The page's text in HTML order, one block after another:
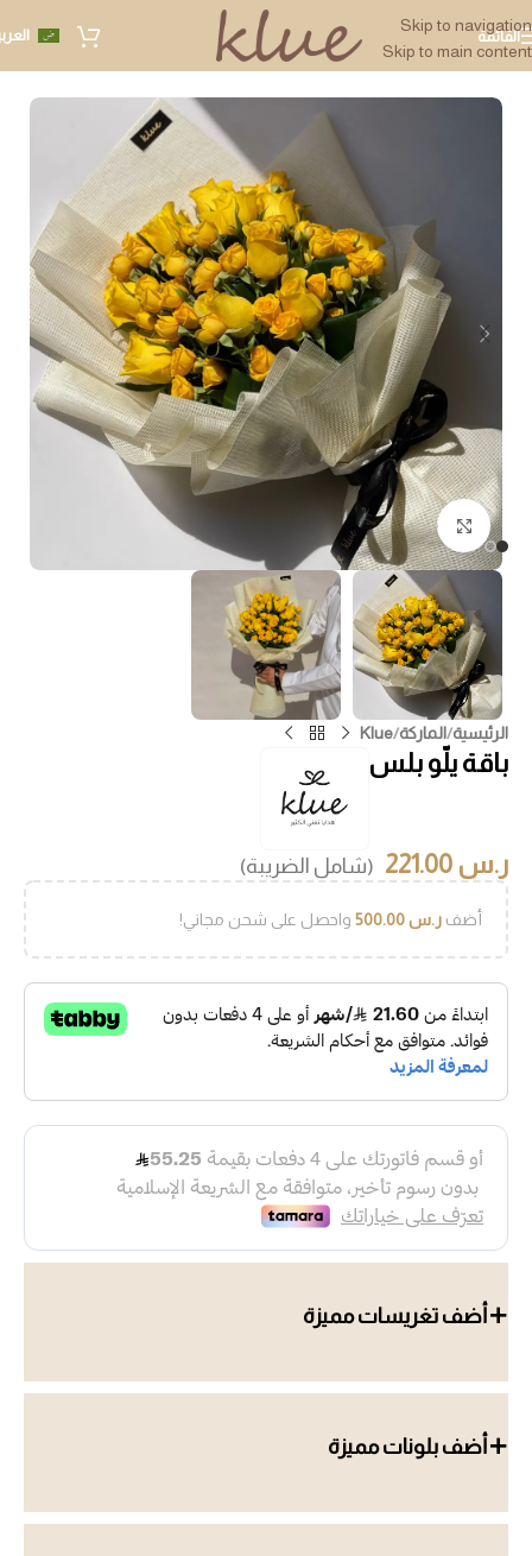
Skip to navigation
Skip to main content
القائمة
Click to enlarge
الرئيسية/الماركة/
Klue
باقة يلّو بلس
ر.س (شامل الضريبة)
أضف ر.س واحصل على شحن مجاني!
أضف تغريسات مميزة
أضف بلونات مميزة